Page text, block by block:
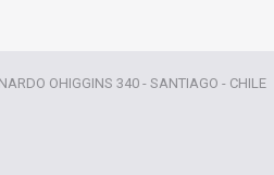
OHIGGINS 340 - SANTIAGO - CHILE